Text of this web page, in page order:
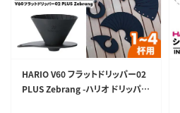
HARIO V60 フラットドリッパー02
PLUS Zebrang -ハリオ ドリッパー